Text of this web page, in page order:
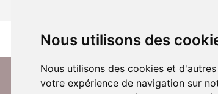
Nous utilisons des
Nous utilisons des cookies et
votre expérience de navigation sur